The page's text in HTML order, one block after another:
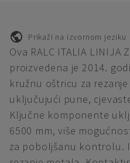
Prikaži na izvornom jeziku
Ova RALC ITALIA LINIJA
proizvedena je 2014.
kružnu oštricu za
uključujući pune,
Ključne komponente
6500 mm, više
za poboljšanu kontrolu.